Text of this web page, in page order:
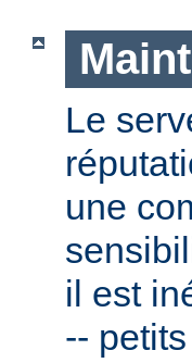
Le
une
il est
--